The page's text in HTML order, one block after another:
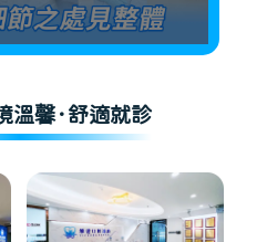
溫馨·舒適就診